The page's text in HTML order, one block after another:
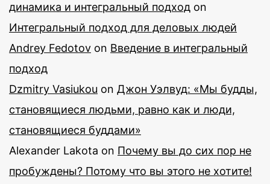
динамика и интегральный подход on
Интегральный подход для деловых людей
Andrey Fedotov on Введение в интегральный
подход
Dzmitry Vasiukou on Джон Уэлвуд: «Мы будды,
становящиеся людьми, равно как и люди,
становящиеся буддами»
Alexander Lakota on Почему вы до сих пор не
пробуждены? Потому что вы этого не хотите!